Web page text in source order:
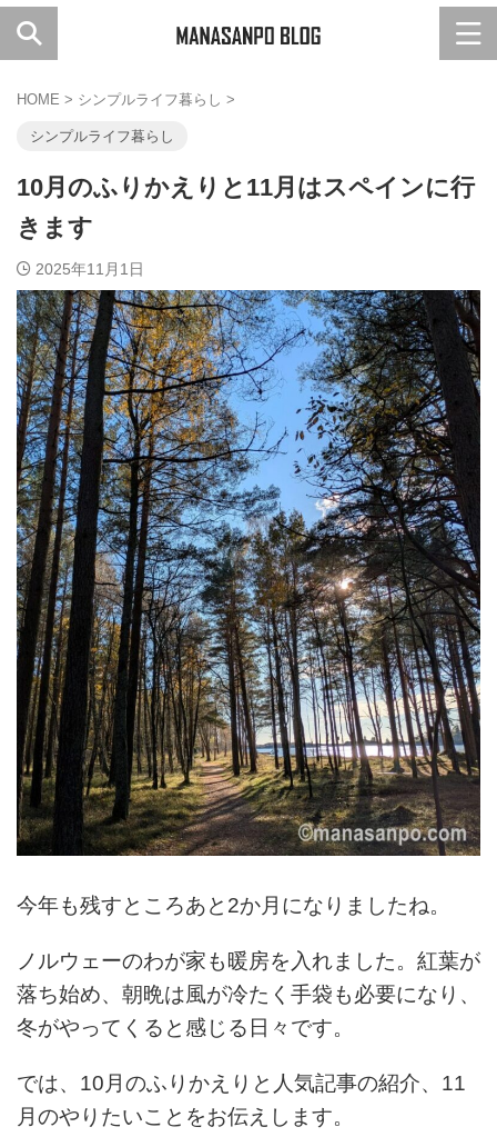
HOME > シンプルライフ暮らし >
シンプルライフ暮らし
10月のふりかえりと11月はスペインに行
きます
2025年11月1日
今年も残すところあと2か月になりましたね。
ノルウェーのわが家も暖房を入れました。紅葉が
落ち始め、朝晩は風が冷たく手袋も必要になり、
冬がやってくると感じる日々です。
では、10月のふりかえりと人気記事の紹介、11
月のやりたいことをお伝えします。